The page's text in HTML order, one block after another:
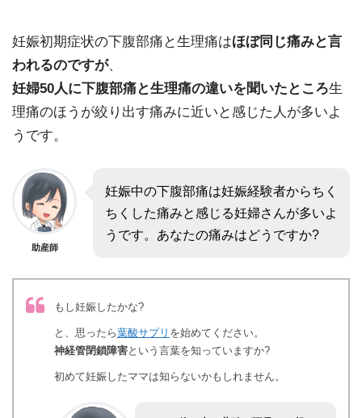
妊娠初期症状の下腹部痛と生理痛はほぼ同じ痛みと言
われるのですが、
妊婦50人に下腹部痛と生理痛の違いを聞いたところ生
理痛のほうが絞り出す痛みに近いと感じた人が多いよ
うです。
助産師
妊娠中の下腹部痛は妊娠経験者からちく
ちくした痛みと感じる妊婦さんが多いよ
うです。あなたの痛みはどうですか?
もし妊娠したかな?
と、思ったら葉酸サプリ を始めてください。
神経管閉鎖障害という言葉を知っていますか?
初めて妊娠したママは知らないかもしれません。